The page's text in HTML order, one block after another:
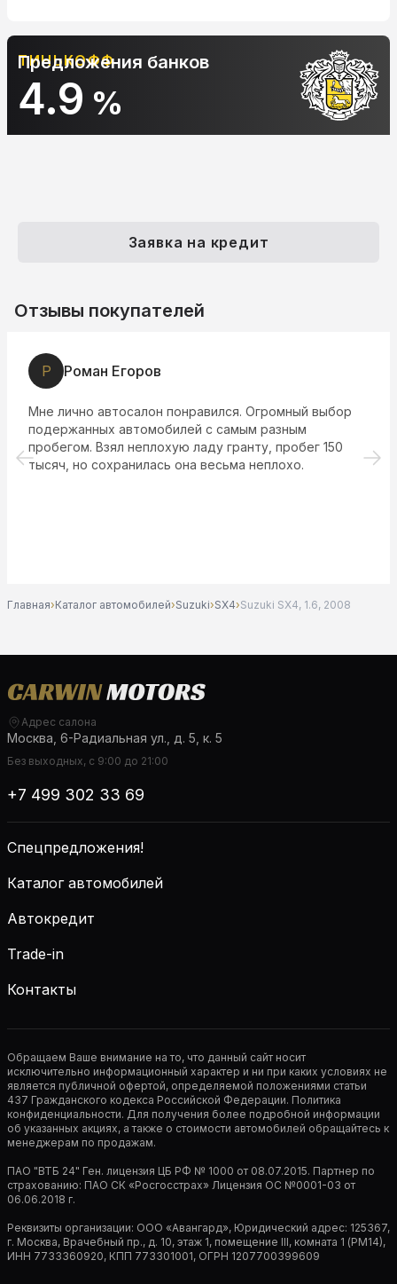
АЛЬФА-БАНК
10.9%
Предложения банков
Заявка на кредит
Отзывы покупателей
Р Роман Егоров
Мне лично автосалон понравился. Огромный выбор
подержанных автомобилей с самым разным
пробегом. Взял неплохую ладу гранту, пробег 150
тысяч, но сохранилась она весьма неплохо.
Главная›Каталог автомобилей›Suzuki›SX4›Suzuki SX4, 1.6, 2008
Адрес салона
Москва, 6-Радиальная ул., д. 5, к. 5
Без выходных, с 9:00 до 21:00
+7 499 302 33 69
Спецпредложения!
Каталог автомобилей
Автокредит
Trade-in
Контакты
Обращаем Ваше внимание на то, что данный сайт носит
исключительно информационный характер и ни при каких условиях не
является публичной офертой, определяемой положениями статьи
437 Гражданского кодекса Российской Федерации. Политика
конфиденциальности. Для получения более подробной информации
об указанных акциях, а также о стоимости автомобилей обращайтесь к
менеджерам по продажам.
ПАО "ВТБ 24" Ген. лицензия ЦБ РФ № 1000 от 08.07.2015. Партнер по
страхованию: ПАО СК «Росгосстрах» Лицензия ОС №0001-03 от
06.06.2018 г.
Реквизиты организации: ООО «Авангард», Юридический адрес: 125367,
г. Москва, Врачебный пр., д. 10, этаж 1, помещение III, комната 1 (РМ14),
ИНН 7733360920, КПП 773301001, ОГРН 1207700399609